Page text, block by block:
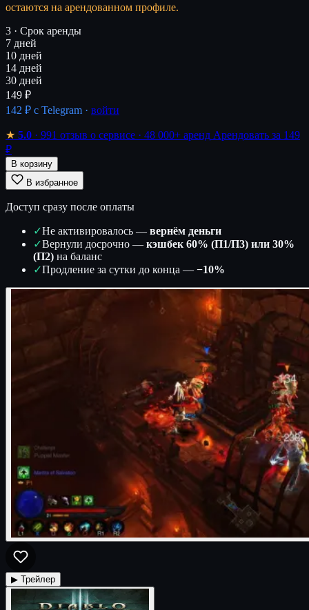
остаются на арендованном профиле.
3 · Срок аренды
7 дней
10 дней
14 дней
30 дней
149 ₽
142 ₽ с Telegram · войти
★ 5.0 · 991 отзыв о сервисе · 48 000+ аренд Арендовать за 149
₽
В корзину
В избранное
Доступ сразу после оплаты
✓Не активировалось — вернём деньги
✓Вернули досрочно — кэшбек 60% (П1/П3) или 30%
(П2) на баланс
✓Продление за сутки до конца — −10%
▶ Трейлер